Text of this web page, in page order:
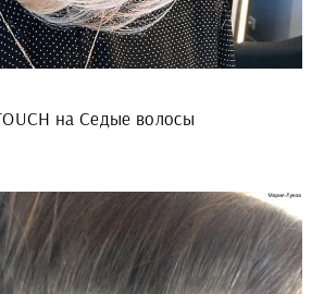
на Седые волосы